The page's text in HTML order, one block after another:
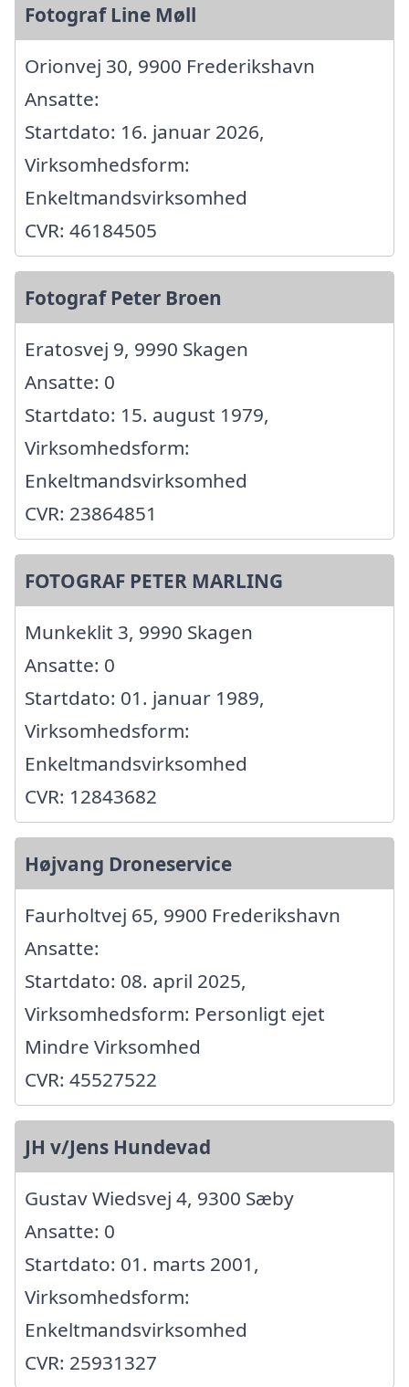
Fotograf Line Møll
Orionvej 30, 9900 Frederikshavn
Ansatte:
Startdato: 16. januar 2026,
Virksomhedsform:
Enkeltmandsvirksomhed
CVR: 46184505
Fotograf Peter Broen
Eratosvej 9, 9990 Skagen
Ansatte: 0
Startdato: 15. august 1979,
Virksomhedsform:
Enkeltmandsvirksomhed
CVR: 23864851
FOTOGRAF PETER MARLING
Munkeklit 3, 9990 Skagen
Ansatte: 0
Startdato: 01. januar 1989,
Virksomhedsform:
Enkeltmandsvirksomhed
CVR: 12843682
Højvang Droneservice
Faurholtvej 65, 9900 Frederikshavn
Ansatte:
Startdato: 08. april 2025,
Virksomhedsform: Personligt ejet
Mindre Virksomhed
CVR: 45527522
JH v/Jens Hundevad
Gustav Wiedsvej 4, 9300 Sæby
Ansatte: 0
Startdato: 01. marts 2001,
Virksomhedsform:
Enkeltmandsvirksomhed
CVR: 25931327